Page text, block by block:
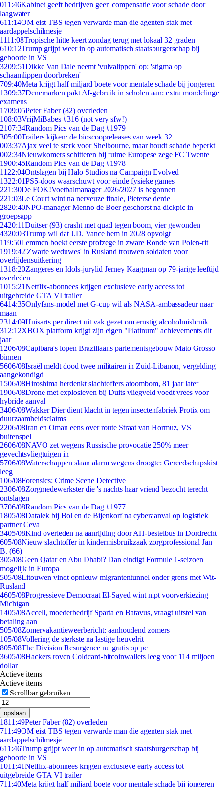
011:46Kabinet geeft bedrijven geen compensatie voor schade door
laagwater
611:14OM eist TBS tegen verwarde man die agenten stak met
aardappelschilmesje
1111:08Tropische hitte keert zondag terug met lokaal 32 graden
610:12Trump grijpt weer in op automatisch staatsburgerschap bij
geboorte in VS
3209:51Dikke Van Dale neemt 'vulvalippen' op: 'stigma op
schaamlippen doorbreken'
709:40Meta krijgt half miljard boete voor mentale schade bij jongeren
1309:37Denemarken pakt AI-gebruik in scholen aan: extra mondelinge
examens
1709:05Peter Faber (82) overleden
108:03VrijMiBabes #316 (not very sfw!)
2107:34Random Pics van de Dag #1979
305:00Trailers kijken: de bioscoopreleases van week 32
003:37Ajax veel te sterk voor Shelbourne, maar houdt schade beperkt
002:34Nieuwkomers schitteren bij ruime Europese zege FC Twente
1900:45Random Pics van de Dag #1978
11 22:04Ontslagen bij Halo Studios na Campaign Evolved
1322:01PS5-doos waarschuwt voor einde fysieke games
221:30De FOK!Voetbalmanager 2026/2027 is begonnen
221:03Le Court wint na nerveuze finale, Pieterse derde
2820:40NPO-manager Menno de Boer geschorst na dickpic in
groepsapp
2420:11Duitser (93) crasht met quad tegen boom, vier gewonden
4320:03Trump wil dat J.D. Vance hem in 2028 opvolgt
119:50Lemmen boekt eerste profzege in zware Ronde van Polen-rit
1919:42'Zwarte weduwes' in Rusland trouwen soldaten voor
overlijdensuitkering
1318:20Zangeres en Idols-jurylid Jerney Kaagman op 79-jarige leeftijd
overleden
1015:21Netflix-abonnees krijgen exclusieve early access tot
uitgebreide GTA VI trailer
6414:35Onlyfans-model met G-cup wil als NASA-ambassadeur naar
maan
2314:09Huisarts per direct uit vak gezet om ernstig alcoholmisbruik
312:12XBOX platform krijgt zijn eigen "Platinum" achievements dit
jaar
1206/08Capibara's lopen Braziliaans parlementsgebouw Mato Grosso
binnen
5606/08Israël meldt dood twee militairen in Zuid-Libanon, vergelding
aangekondigd
1506/08Hiroshima herdenkt slachtoffers atoombom, 81 jaar later
1906/08Drone met explosieven bij Duits vliegveld voedt vrees voor
hybride aanval
3406/08Wakker Dier dient klacht in tegen insectenfabriek Protix om
duurzaamheidsclaims
2206/08Iran en Oman eens over route Straat van Hormuz, VS
buitenspel
2606/08NAVO zet wegens Russische provocatie 250% meer
gevechtsvliegtuigen in
5706/08Waterschappen slaan alarm wegens droogte: Gereedschapskist
leeg
106/08Forensics: Crime Scene Detective
2306/08Zorgmedewerkster die 's nachts haar vriend bezocht terecht
ontslagen
3706/08Random Pics van de Dag #1977
1805/08Datalek bij Bol en de Bijenkorf na cyberaanval op logistiek
partner Ceva
3405/08Kind overleden na aanrijding door AH-bestelbus in Dordrecht
605/08Nieuw slachtoffer in kindermisbruikzaak zorgprofessional Jan
B. (66)
305/08Geen Qatar en Abu Dhabi? Dan eindigt Formule 1-seizoen
mogelijk in Europa
505/08Litouwen vindt opnieuw migrantentunnel onder grens met Wit-
Rusland
4605/08Progressieve Democraat El-Sayed wint nipt voorverkiezing
Michigan
1405/08Accell, moederbedrijf Sparta en Batavus, vraagt uitstel van
betaling aan
505/08Zomervakantieweerbericht: aanhoudend zomers
105/08Vollering de sterkste na lastige heuvelrit
805/08The Division Resurgence nu gratis op pc
3605/08Hackers roven Coldcard-bitcoinwallets leeg voor 114 miljoen
dollar
Actieve items
Actieve items
Scrollbar gebruiken
opslaan
1811:49Peter Faber (82) overleden
711:49OM eist TBS tegen verwarde man die agenten stak met
aardappelschilmesje
611:46Trump grijpt weer in op automatisch staatsburgerschap bij
geboorte in VS
1011:41Netflix-abonnees krijgen exclusieve early access tot
uitgebreide GTA VI trailer
711:40Meta krijgt half miljard boete voor mentale schade bij jongeren